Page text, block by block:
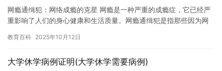
网瘾通缉犯：网络成瘾的克星 网瘾是一种严重的成瘾症，它已经严
重影响了人们的身心健康和生活质量。网瘾通缉犯是指那些因为网
行…
教育百科 2025年10月12日
大学休学病例证明(大学休学需要病例)